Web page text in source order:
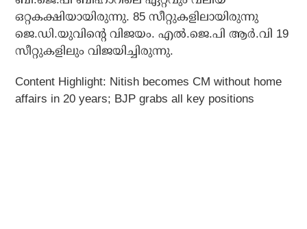
ഒറ്റകക്ഷിയായിരുന്നു. 85 സീറ്റുകളിലായിരുന്നു
ജെ.ഡി.യുവിന്റെ വിജയം. എല്‍.ജെ.പി ആര്‍.വി 19
സീറ്റുകളിലും വിജയിച്ചിരുന്നു.
Content Highlight: Nitish becomes CM without home
affairs in 20 years; BJP grabs all key positions